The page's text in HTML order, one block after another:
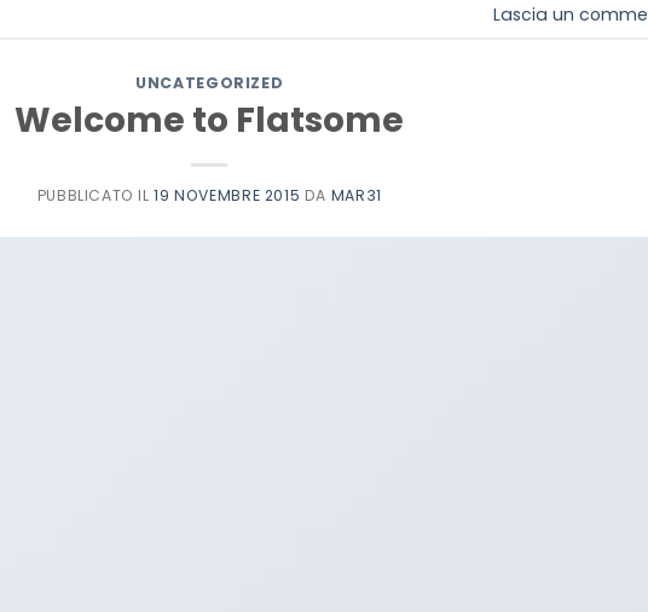
Lascia un
UNCATEGORIZED
Welcome to Flatsome
PUBBLICATO IL19 NOVEMBRE 2015 DA MAR31